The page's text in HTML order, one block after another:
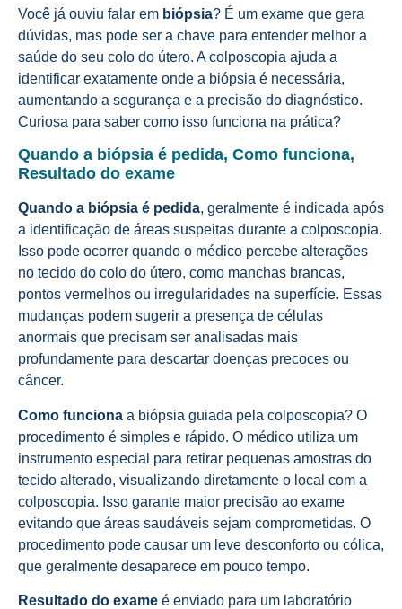
Você já ouviu falar em biópsia? É um exame que gera
dúvidas, mas pode ser a chave para entender melhor a
saúde do seu colo do útero. A colposcopia ajuda a
identificar exatamente onde a biópsia é necessária,
aumentando a segurança e a precisão do diagnóstico.
Curiosa para saber como isso funciona na prática?
Quando a biópsia é pedida, Como funciona,
Resultado do exame
Quando a biópsia é pedida, geralmente é indicada após
a identificação de áreas suspeitas durante a colposcopia.
Isso pode ocorrer quando o médico percebe alterações
no tecido do colo do útero, como manchas brancas,
pontos vermelhos ou irregularidades na superfície. Essas
mudanças podem sugerir a presença de células
anormais que precisam ser analisadas mais
profundamente para descartar doenças precoces ou
câncer.
Como funciona a biópsia guiada pela colposcopia? O
procedimento é simples e rápido. O médico utiliza um
instrumento especial para retirar pequenas amostras do
tecido alterado, visualizando diretamente o local com a
colposcopia. Isso garante maior precisão ao exame
evitando que áreas saudáveis sejam comprometidas. O
procedimento pode causar um leve desconforto ou cólica,
que geralmente desaparece em pouco tempo.
Resultado do exame é enviado para um laboratório